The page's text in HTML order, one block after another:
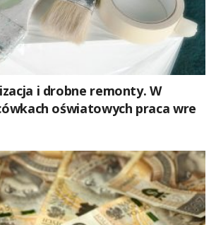
i drobne remonty. W
oświatowych praca wre